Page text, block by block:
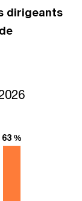
dirigeants
croissance en
63 %
63 %